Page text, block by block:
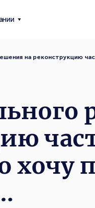
на реконструкцию
хочу